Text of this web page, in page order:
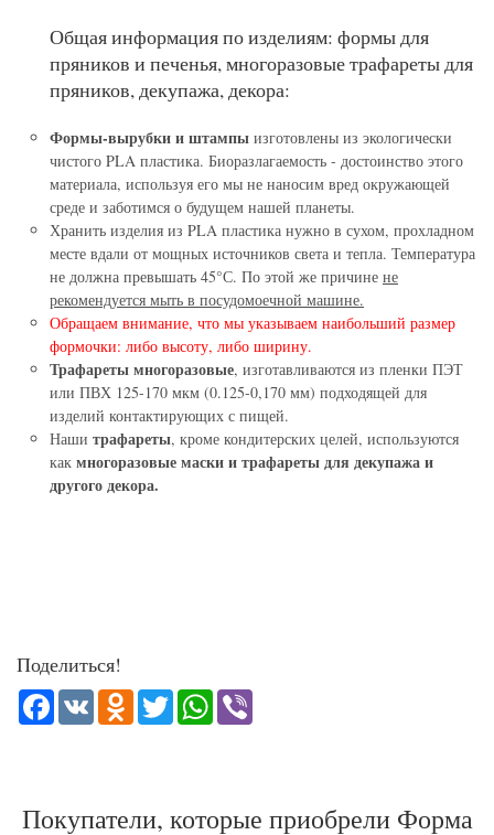
Общая информация по изделиям: формы для
пряников и печенья, многоразовые трафареты для
пряников, декупажа, декора:
Формы-вырубки и штампы изготовлены из экологически
чистого PLA пластика. Биоразлагаемость - достоинство этого
материала, используя его мы не наносим вред окружающей
среде и заботимся о будущем нашей планеты.
Хранить изделия из PLA пластика нужно в сухом, прохладном
месте вдали от мощных источников света и тепла. Температура
не должна превышать 45°С. По этой же причине не
рекомендуется мыть в посудомоечной машине.
Обращаем внимание, что мы указываем наибольший размер
формочки: либо высоту, либо ширину.
Трафареты многоразовые, изготавливаются из пленки ПЭТ
или ПВХ 125-170 мкм (0.125-0,170 мм) подходящей для
изделий контактирующих с пищей.
Наши трафареты, кроме кондитерских целей, используются
как многоразовые маски и трафареты для декупажа и
другого декора.
Поделиться!
Facebook
VK Odnoklassniki
TwitterWhatsApp
Покупатели, которые приобрели Форма